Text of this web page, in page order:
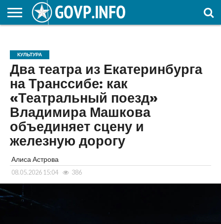
ОБРАЗОВАНИЕ
КУЛЬТУРА
Два театра из Екатеринбурга
на Транссибе: как
«Театральный поезд»
Владимира Машкова
объединяет сцену и
железную дорогу
Алиса Астрова
08.05.2026 15:04 386